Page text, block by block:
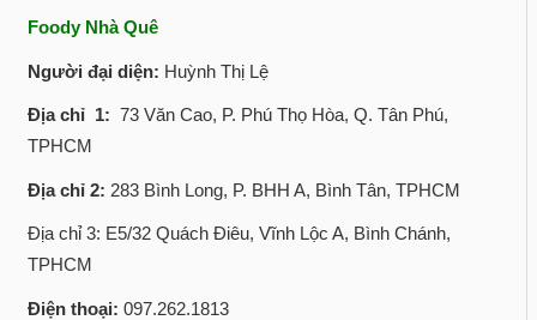
Foody Nhà Quê
Người đại diện: Huỳnh Thị Lệ
Địa chỉ 1: 73 Văn Cao, P. Phú Thọ Hòa, Q. Tân Phú,
TPHCM
Địa chỉ 2: 283 Bình Long, P. BHH A, Bình Tân, TPHCM
Địa chỉ 3: E5/32 Quách Điêu, Vĩnh Lộc A, Bình Chánh,
TPHCM
Điện thoại: 097.262.1813